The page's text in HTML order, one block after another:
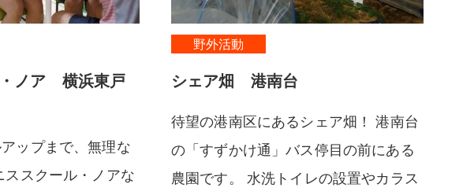
ノア 横浜東戸
ップまで、無理な
ススクール・ノアな
野外活動
シェア畑 港南台
待望の港南区にあるシェア畑！ 港南台
の「すずかけ通」バス停目の前にある
農園です。 水洗トイレの設置やカラス